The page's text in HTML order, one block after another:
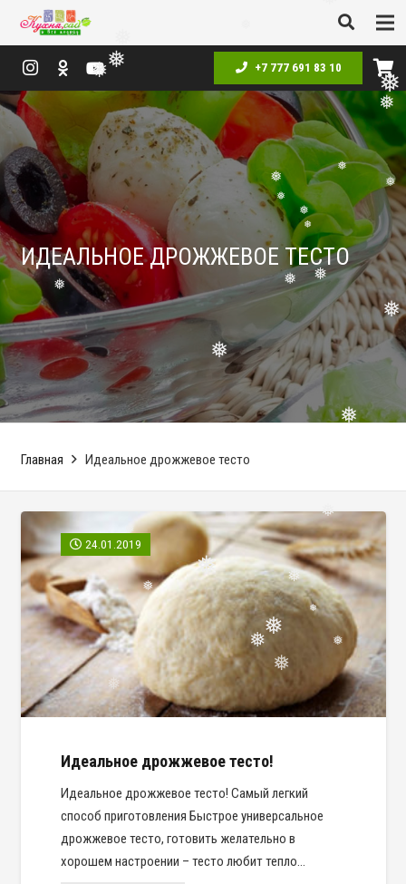
❅
❅
❅
❅
❅
❅
❅
❅
❅
❅
❅
❅
❅
❅
❅
❅
❅
❅ ❅
❅
❅
+7 777 691 83 10
ИДЕАЛЬНОЕ ДРОЖЖЕВОЕ ТЕСТО
Главная Идеальное дрожжевое тесто
24.01.2019
Идеальное дрожжевое тесто!
Идеальное дрожжевое тесто! Самый легкий
способ приготовления Быстрое универсальное
дрожжевое тесто, готовить желательно в
хорошем настроении – тесто любит тепло…